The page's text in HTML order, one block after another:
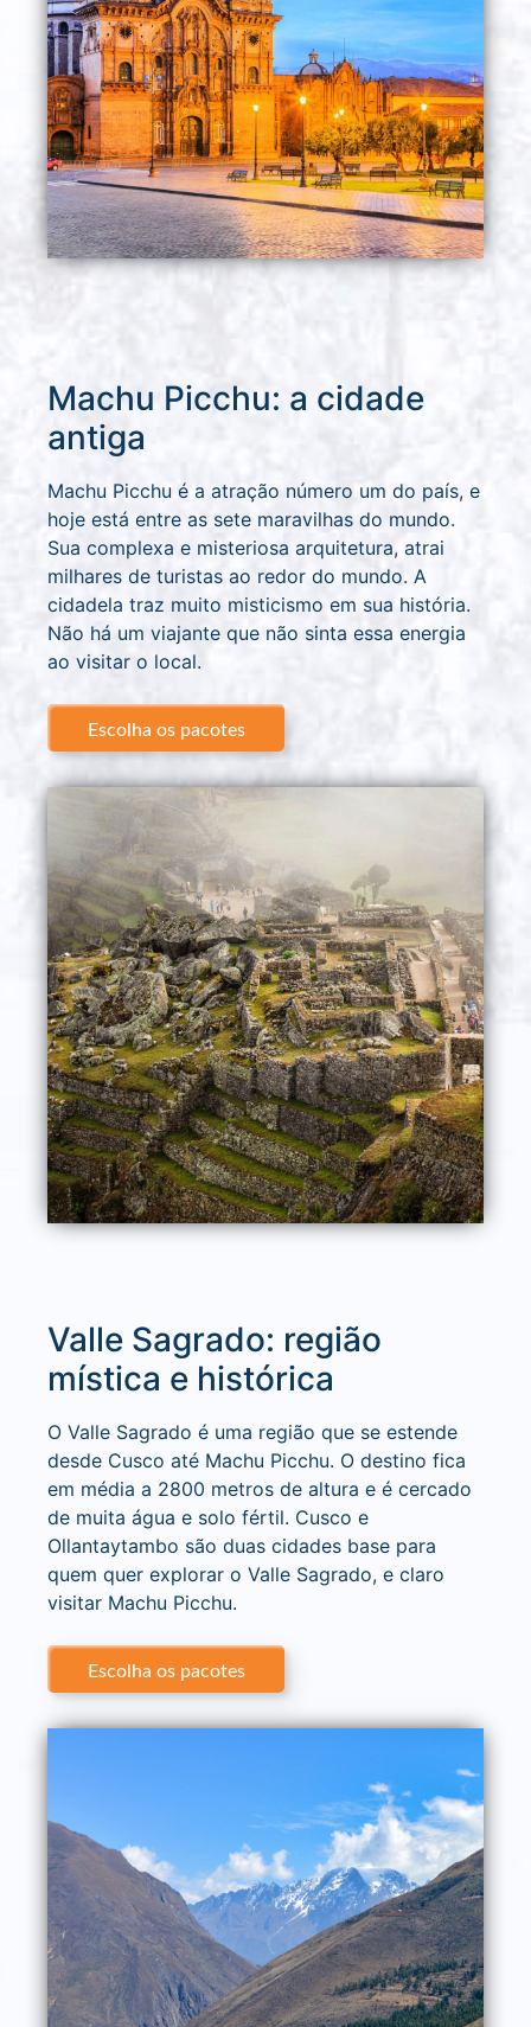
Machu Picchu: a cidade
antiga
Machu Picchu é a atração número um do país, e
hoje está entre as sete maravilhas do mundo.
Sua complexa e misteriosa arquitetura, atrai
milhares de turistas ao redor do mundo. A
cidadela traz muito misticismo em sua história.
Não há um viajante que não sinta essa energia
ao visitar o local.
Escolha os pacotes
Valle Sagrado: região
mística e histórica
O Valle Sagrado é uma região que se estende
desde Cusco até Machu Picchu. O destino fica
em média a 2800 metros de altura e é cercado
de muita água e solo fértil. Cusco e
Ollantaytambo são duas cidades base para
quem quer explorar o Valle Sagrado, e claro
visitar Machu Picchu.
Escolha os pacotes